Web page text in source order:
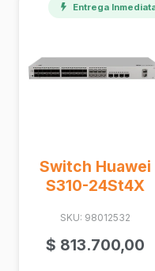
Huawei
S310-24St4X
SKU: 98012532
813.700,00